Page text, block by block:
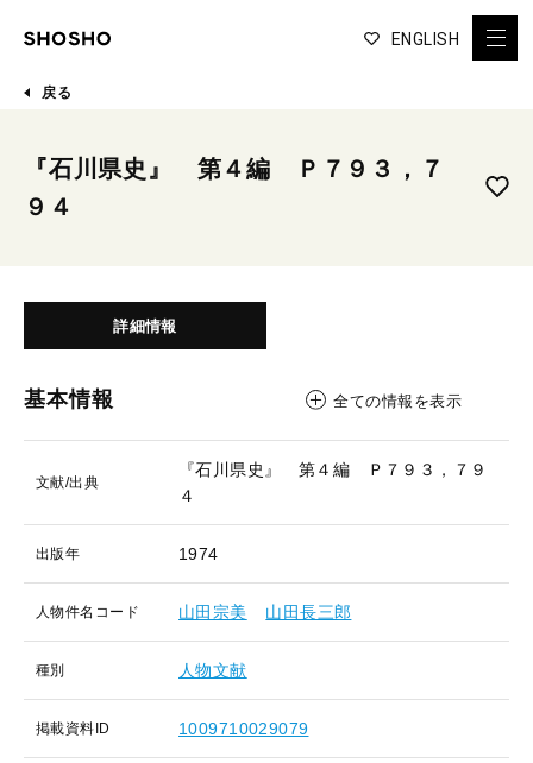
ENGLISH
戻る
『石川県史』 第４編 Ｐ７９３，７
９４
詳細情報
基本情報 全ての情報を表示
文献/出典
『石川県史』 第４編 Ｐ７９３，７９
４
出版年 1974
人物件名コード 山田宗美 山田長三郎
種別 人物文献
掲載資料ID 1009710029079